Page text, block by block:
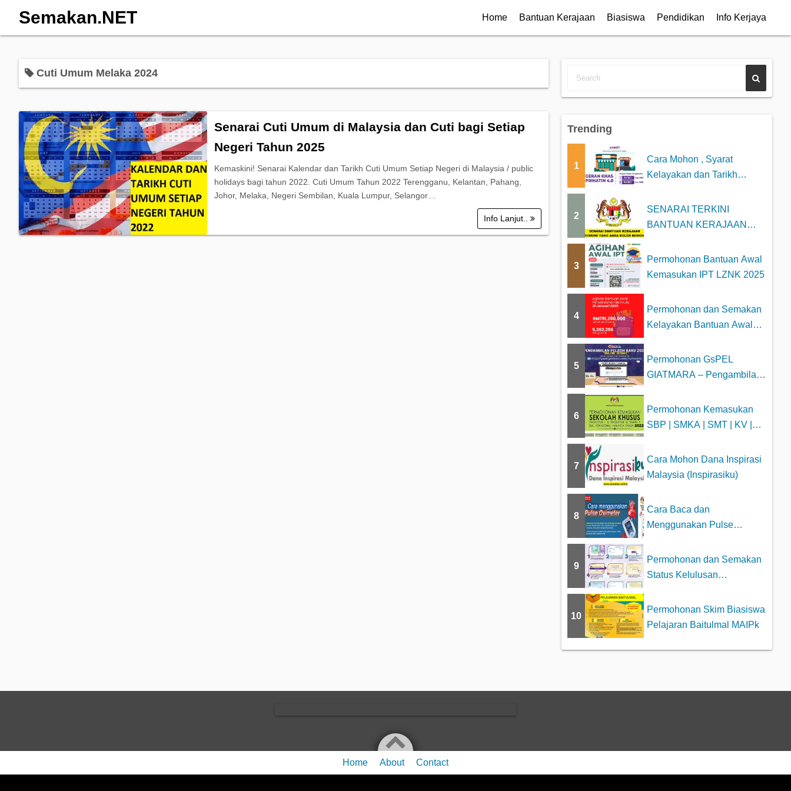
Semakan.NET Home Bantuan Kerajaan Biasiswa Pendidikan Info Kerjaya
Cuti Umum Melaka 2024
Senarai Cuti Umum di Malaysia dan Cuti bagi Setiap
Negeri Tahun 2025
Kemaskini! Senarai Kalendar dan Tarikh Cuti Umum Setiap Negeri di Malaysia / public
holidays bagi tahun 2022. Cuti Umum Tahun 2022 Terengganu, Kelantan, Pahang,
Johor, Melaka, Negeri Sembilan, Kuala Lumpur, Selangor…
Info Lanjut..
Trending
1
Cara Mohon , Syarat
Kelayakan dan Tarikh
2
SENARAI TERKINI
BANTUAN KERAJAAN
MOHON
3
Permohonan Bantuan Awal
Kemasukan IPT LZNK 2025
4
Permohonan dan Semakan
Kelayakan Bantuan Awal
5
Permohonan GsPEL
GIATMARA – Pengambilan
6
Permohonan Kemasukan
SBP | SMKA | SMT | KV |
7
Cara Mohon Dana Inspirasi
Malaysia (Inspirasiku)
8
Cara Baca dan
Menggunakan Pulse
9
Permohonan dan Semakan
Status Kelulusan
10
Permohonan Skim Biasiswa
Pelajaran Baitulmal MAIPk
Home About Contact